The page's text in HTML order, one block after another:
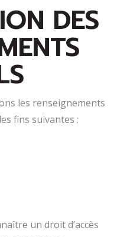
DES
les renseignements
fins suivantes :
un droit d’accès